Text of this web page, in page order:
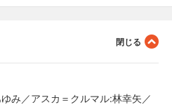
み／アスカ＝クルマル:林幸矢／